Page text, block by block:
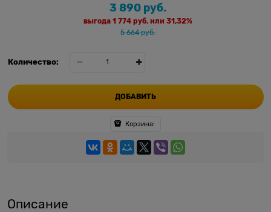
5 664 руб.
3 890 руб.
выгода1 774 руб. или31,32%
Количество:
ДОБАВИТЬ
Корзина:
Описание